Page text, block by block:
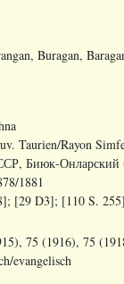
Buragan,
Taurien/Rayon
, Биюк-Онларский
1881
[29 D3]; [110 S.
75 (1916), 75
evangelisch